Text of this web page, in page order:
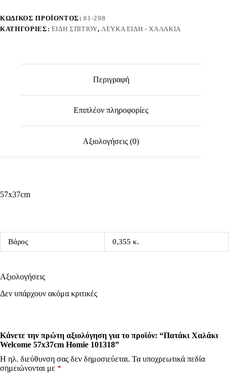
ΚΩΔΙΚΌΣ ΠΡΟΪΌΝΤΟΣ:81-298
ΚΑΤΗΓΟΡΊΕΣ: ΕΊΔΗ ΣΠΙΤΙΟΎ, ΛΕΥΚΆ ΕΊΔΗ - ΧΑΛΆΚΙΑ
Περιγραφή
Επιπλέον πληροφορίες
Αξιολογήσεις (0)
57x37cm
Βάρος 0,355 κ.
Αξιολογήσεις
Δεν υπάρχουν ακόμα κριτικές
Κάνετε την πρώτη αξιολόγηση για το προϊόν: “Πατάκι Χαλάκι
Welcome 57x37cm Homie 101318”
Η ηλ. διεύθυνση σας δεν δημοσιεύεται. Τα υποχρεωτικά πεδία
σημειώνονται με *